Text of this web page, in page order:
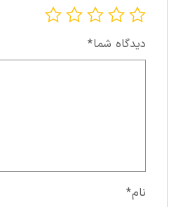
دیدگاه شما*
نام*